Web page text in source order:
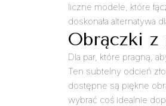
liczne modele, które
doskonała alternatywa
Obrączki z
Dla par, które pragną,
Ten subtelny odcień
dostępne są piękne
wybrać coś idealnie